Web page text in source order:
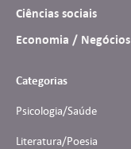
Ciências sociais
Economia / Negócios
Categorias
Psicologia/Saúde
Literatura/Poesia